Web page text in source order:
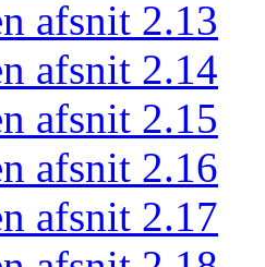
afsnit 2.13
afsnit 2.14
afsnit 2.15
afsnit 2.16
afsnit 2.17